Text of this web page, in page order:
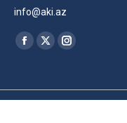
info@aki.az
Find us on:
Facebook
in
X
in
Instagram
in